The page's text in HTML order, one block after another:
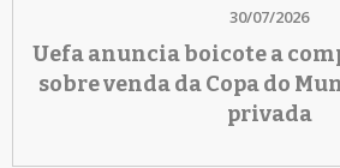
30/07/2026
Uefa anuncia boicote a
sobre venda da Copa do
privada